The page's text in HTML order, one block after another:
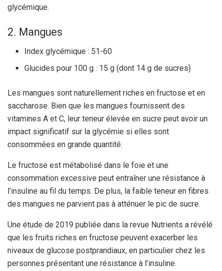
glycémique.
2. Mangues
Index glycémique : 51-60
Glucides pour 100 g : 15 g (dont 14 g de sucres)
Les mangues sont naturellement riches en fructose et en
saccharose. Bien que les mangues fournissent des
vitamines A et C, leur teneur élevée en sucre peut avoir un
impact significatif sur la glycémie si elles sont
consommées en grande quantité.
Le fructose est métabolisé dans le foie et une
consommation excessive peut entraîner une résistance à
l’insuline au fil du temps. De plus, la faible teneur en fibres
des mangues ne parvient pas à atténuer le pic de sucre.
Une étude de 2019 publiée dans la revue Nutrients a révélé
que les fruits riches en fructose peuvent exacerber les
niveaux de glucose postprandiaux, en particulier chez les
personnes présentant une résistance à l’insuline.